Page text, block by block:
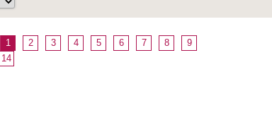
1 2 3 4 5 6 7 8
9
14